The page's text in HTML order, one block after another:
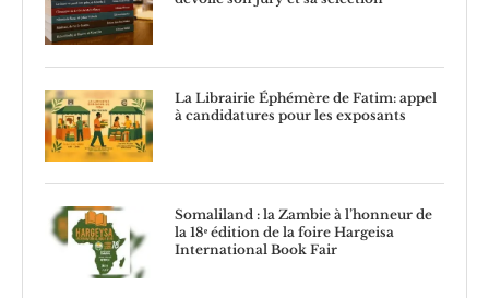
La Librairie Éphémère de Fatim: appel
à candidatures pour les exposants
Somaliland : la Zambie à l’honneur de
la 18ᵉ édition de la foire Hargeisa
International Book Fair